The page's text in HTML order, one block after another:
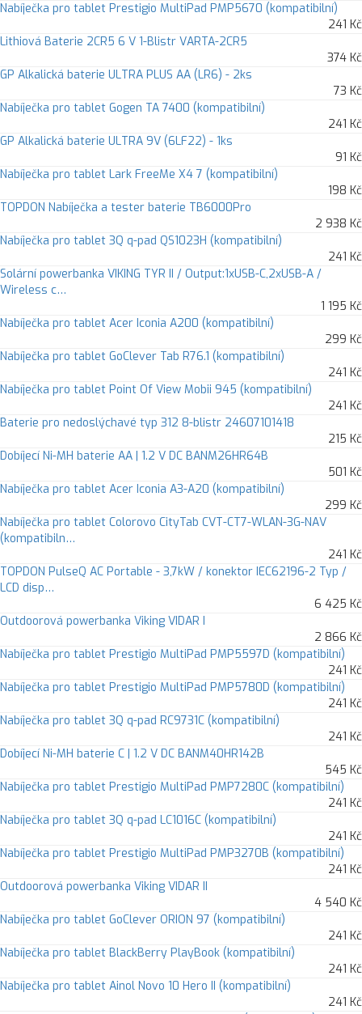
Nabíječka pro tablet Prestigio MultiPad PMP5670 (kompatibilní)
241 Kč
Lithiová Baterie 2CR5 6 V 1-Blistr VARTA-2CR5
374 Kč
GP Alkalická baterie ULTRA PLUS AA (LR6) - 2ks
73 Kč
Nabíječka pro tablet Gogen TA 7400 (kompatibilní)
241 Kč
GP Alkalická baterie ULTRA 9V (6LF22) - 1ks
91 Kč
Nabíječka pro tablet Lark FreeMe X4 7 (kompatibilní)
198 Kč
TOPDON Nabíječka a tester baterie TB6000Pro
2 938 Kč
Nabíječka pro tablet 3Q q-pad QS1023H (kompatibilní)
241 Kč
Solární powerbanka VIKING TYR II / Output:1xUSB-C,2xUSB-A /
Wireless c…
1 195 Kč
Nabíječka pro tablet Acer Iconia A200 (kompatibilní)
299 Kč
Nabíječka pro tablet GoClever Tab R76.1 (kompatibilní)
241 Kč
Nabíječka pro tablet Point Of View Mobii 945 (kompatibilní)
241 Kč
Baterie pro nedoslýchavé typ 312 8-blistr 24607101418
215 Kč
Dobíjecí Ni-MH baterie AA | 1.2 V DC BANM26HR64B
501 Kč
Nabíječka pro tablet Acer Iconia A3-A20 (kompatibilní)
299 Kč
Nabíječka pro tablet Colorovo CityTab CVT-CT7-WLAN-3G-NAV
(kompatibiln…
241 Kč
TOPDON PulseQ AC Portable - 3,7kW / konektor IEC62196-2 Typ /
LCD disp…
6 425 Kč
Outdoorová powerbanka Viking VIDAR I
2 866 Kč
Nabíječka pro tablet Prestigio MultiPad PMP5597D (kompatibilní)
241 Kč
Nabíječka pro tablet Prestigio MultiPad PMP5780D (kompatibilní)
241 Kč
Nabíječka pro tablet 3Q q-pad RC9731C (kompatibilní)
241 Kč
Dobíjecí Ni-MH baterie C | 1.2 V DC BANM40HR142B
545 Kč
Nabíječka pro tablet Prestigio MultiPad PMP7280C (kompatibilní)
241 Kč
Nabíječka pro tablet 3Q q-pad LC1016C (kompatibilní)
241 Kč
Nabíječka pro tablet Prestigio MultiPad PMP3270B (kompatibilní)
241 Kč
Outdoorová powerbanka Viking VIDAR II
4 540 Kč
Nabíječka pro tablet GoClever ORION 97 (kompatibilní)
241 Kč
Nabíječka pro tablet BlackBerry PlayBook (kompatibilní)
241 Kč
Nabíječka pro tablet Ainol Novo 10 Hero II (kompatibilní)
241 Kč